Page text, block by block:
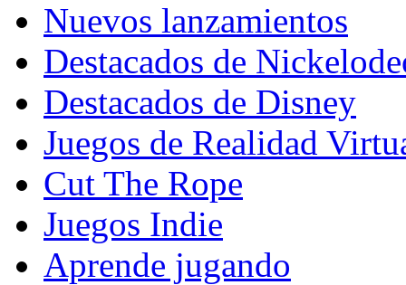
Nuevos lanzamientos
Destacados de
Destacados de Disney
Juegos de Realidad
Cut The Rope
Juegos Indie
Aprende jugando